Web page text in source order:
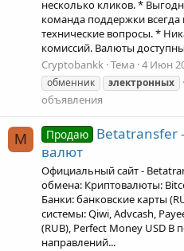
несколько кликов. *
команда поддержки всегда
технические вопросы. *
комиссий. Валюты
Cryptobankk Тема 4 Июн
обменник
электронных
объявления
M Продаю Betatransfer
валют
Официальный сайт -
обмена: Криптовалюты:
Банки: банковские карты
системы: Qiwi, Advcash,
(RUB), Perfect Money USD В
направлений...